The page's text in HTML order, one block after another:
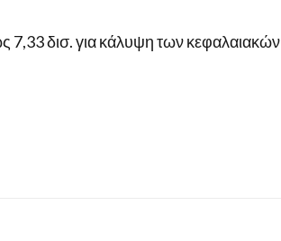
7,33 δισ. για κάλυψη των κεφαλαιακών